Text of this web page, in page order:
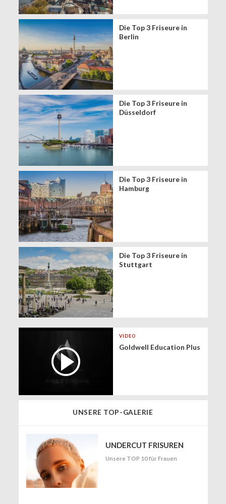
Die Top 3 Friseure in
Berlin
Die Top 3 Friseure in
Düsseldorf
Die Top 3 Friseure in
Hamburg
Die Top 3 Friseure in
Stuttgart
VIDEO
Goldwell Education Plus
UNSERE TOP-GALERIE
UNDERCUT FRISUREN
Unsere TOP 10 für Frauen